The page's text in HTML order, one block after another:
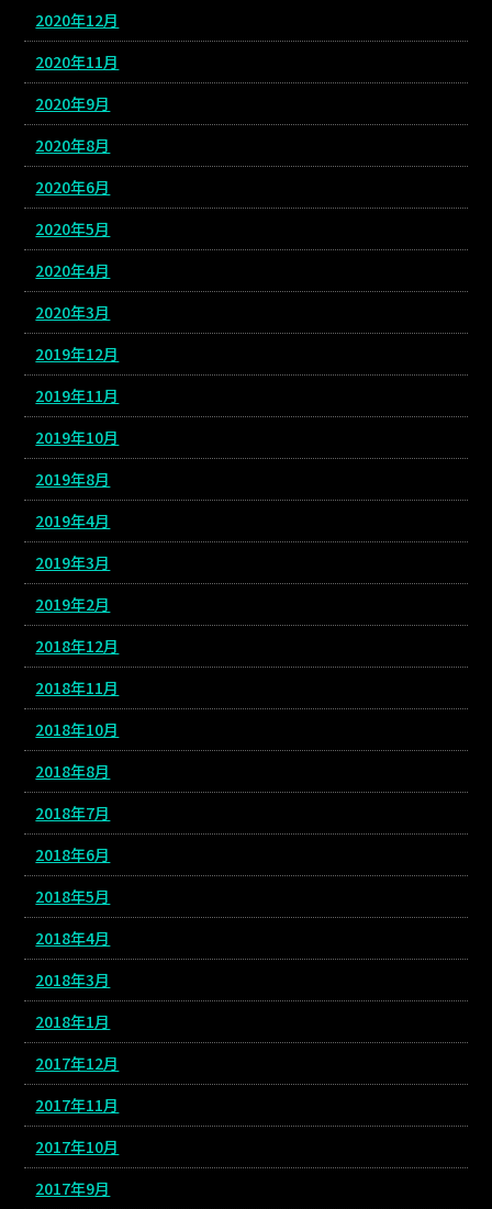
2020年12月
2020年11月
2020年9月
2020年8月
2020年6月
2020年5月
2020年4月
2020年3月
2019年12月
2019年11月
2019年10月
2019年8月
2019年4月
2019年3月
2019年2月
2018年12月
2018年11月
2018年10月
2018年8月
2018年7月
2018年6月
2018年5月
2018年4月
2018年3月
2018年1月
2017年12月
2017年11月
2017年10月
2017年9月